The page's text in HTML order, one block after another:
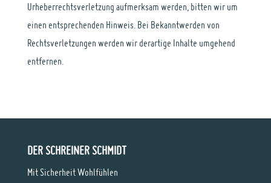
Urheberrechtsverletzung aufmerksam werden, bitten wir um
einen entsprechenden Hinweis. Bei Bekanntwerden von
Rechtsverletzungen werden wir derartige Inhalte umgehend
entfernen.
DER SCHREINER SCHMIDT
Mit Sicherheit Wohlfühlen